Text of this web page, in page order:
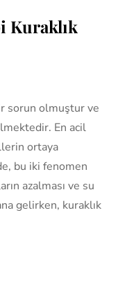
Kuraklık
sorun olmuştur ve
En acil
ortaya
bu iki fenomen
azalması ve su
gelirken, kuraklık